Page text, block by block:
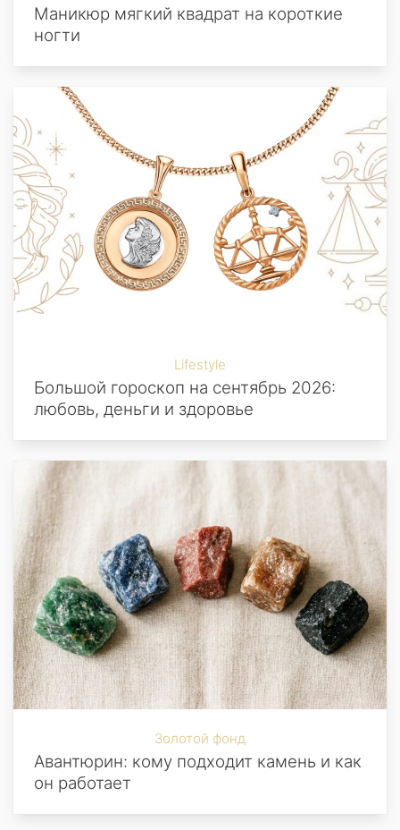
Маникюр мягкий квадрат на короткие
ногти
Lifestyle
Большой гороскоп на сентябрь 2026:
любовь, деньги и здоровье
Золотой фонд
Авантюрин: кому подходит камень и как
он работает